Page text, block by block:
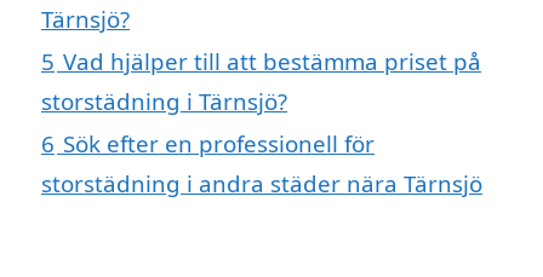
Tärnsjö?
5 Vad hjälper till att bestämma priset på
storstädning i Tärnsjö?
6 Sök efter en professionell för
storstädning i andra städer nära Tärnsjö